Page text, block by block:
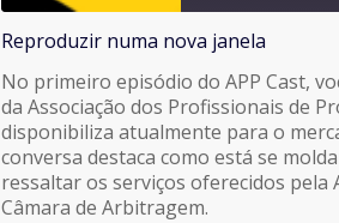
FEED RSS
LINK
INCORPORAR
Reproduzir numa nova janela
No primeiro episódio do APP Cast,
da Associação dos Profissionais de
disponibiliza atualmente para o
conversa destaca como está se
ressaltar os serviços oferecidos pela
Câmara de Arbitragem.